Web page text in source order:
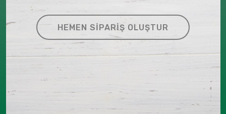
HEMEN SIPARIŞ OLUŞTUR